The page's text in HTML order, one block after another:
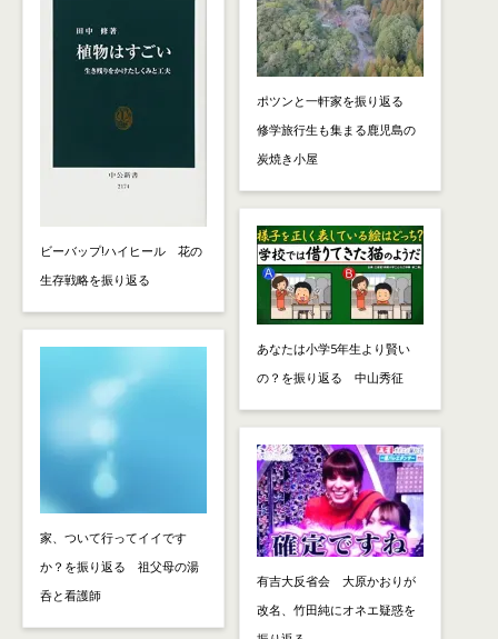
ビーバップ!ハイヒール 花の
生存戦略を振り返る
家、ついて行ってイイです
か？を振り返る 祖父母の湯
呑と看護師
ポツンと一軒家を振り返る
修学旅行生も集まる鹿児島の
炭焼き小屋
あなたは小学5年生より賢い
の？を振り返る 中山秀征
有吉大反省会 大原かおりが
改名、竹田純にオネエ疑惑を